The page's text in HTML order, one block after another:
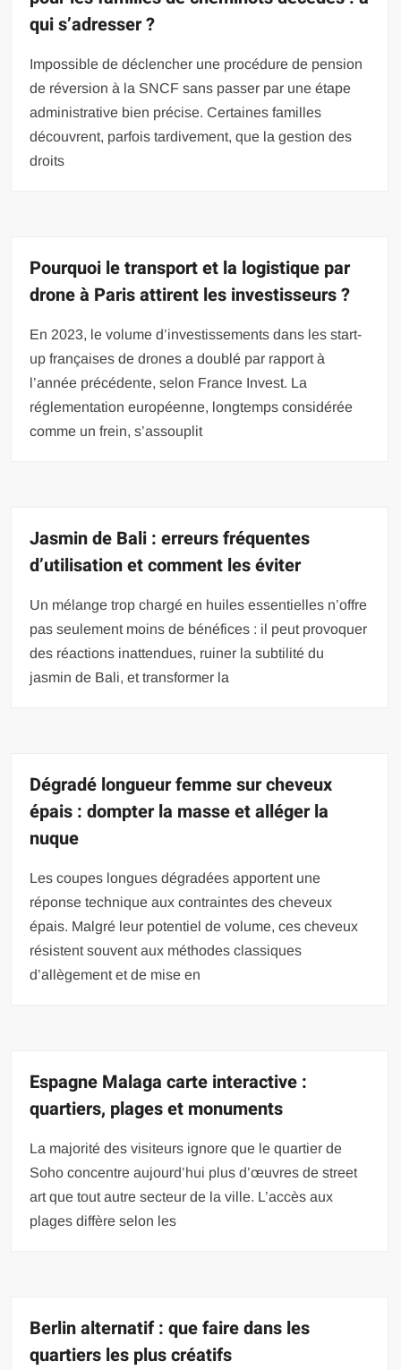
qui s’adresser ?
Impossible de déclencher une procédure de pension
de réversion à la SNCF sans passer par une étape
administrative bien précise. Certaines familles
découvrent, parfois tardivement, que la gestion des
droits
Pourquoi le transport et la logistique par
drone à Paris attirent les investisseurs ?
En 2023, le volume d’investissements dans les start-
up françaises de drones a doublé par rapport à
l’année précédente, selon France Invest. La
réglementation européenne, longtemps considérée
comme un frein, s’assouplit
Jasmin de Bali : erreurs fréquentes
d’utilisation et comment les éviter
Un mélange trop chargé en huiles essentielles n’offre
pas seulement moins de bénéfices : il peut provoquer
des réactions inattendues, ruiner la subtilité du
jasmin de Bali, et transformer la
Dégradé longueur femme sur cheveux
épais : dompter la masse et alléger la
nuque
Les coupes longues dégradées apportent une
réponse technique aux contraintes des cheveux
épais. Malgré leur potentiel de volume, ces cheveux
résistent souvent aux méthodes classiques
d’allègement et de mise en
Espagne Malaga carte interactive :
quartiers, plages et monuments
La majorité des visiteurs ignore que le quartier de
Soho concentre aujourd’hui plus d’œuvres de street
art que tout autre secteur de la ville. L’accès aux
plages diffère selon les
Berlin alternatif : que faire dans les
quartiers les plus créatifs